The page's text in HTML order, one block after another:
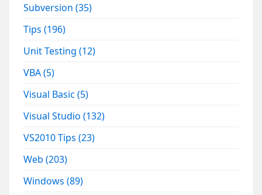
Subversion(35)
Tips(196)
Unit Testing(12)
VBA(5)
Visual Basic(5)
Visual Studio(132)
VS2010 Tips(23)
Web(203)
Windows(89)